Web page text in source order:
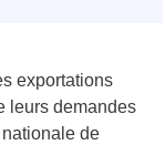
exportations
leurs demandes
nationale de